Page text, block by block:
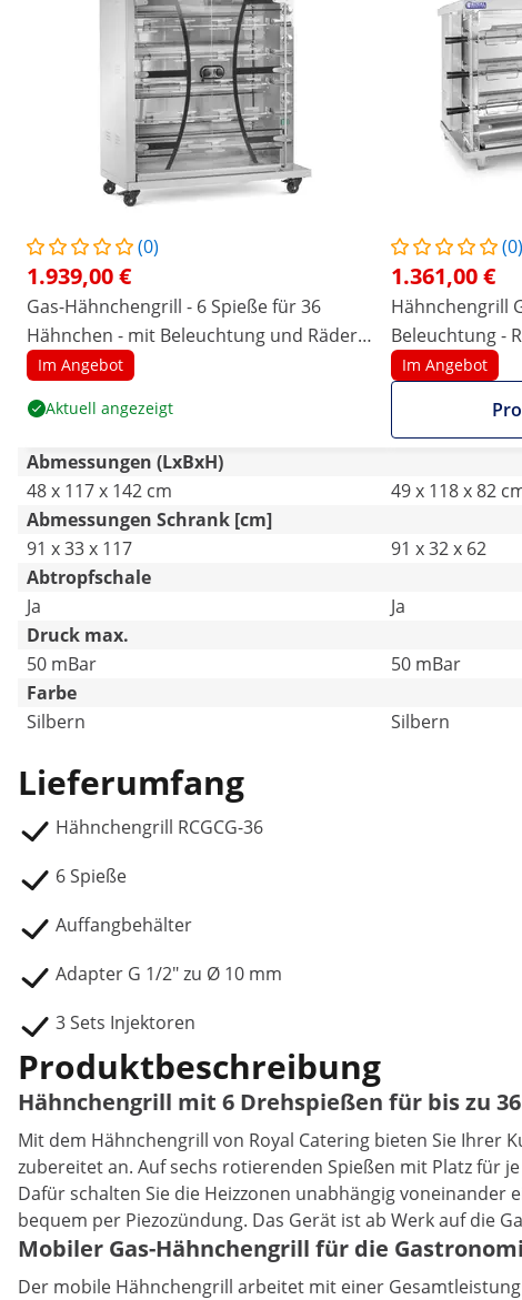
(0)
1.939,00 €
Gas-Hähnchengrill - 6 Spieße für 36
Hähnchen - mit Beleuchtung und Rädern
- Royal Catering
Im Angebot
Aktuell angezeigt
(0)
1.361,00 €
Hähnchengrill
Beleuchtung -
Im Angebot
Abmessungen (LxBxH)
48 x 117 x 142 cm
49 x 118 x 82
Abmessungen Schrank [cm]
91 x 33 x 117
91 x 32 x 62
Abtropfschale
Ja
Ja
Druck max.
50 mBar
50 mBar
Farbe
Silbern
Silbern
Lieferumfang
Hähnchengrill RCGCG-36
6 Spieße
Auffangbehälter
Adapter G 1/2" zu Ø 10 mm
3 Sets Injektoren
Produktbeschreibung
Hähnchengrill mit 6 Drehspießen für bis zu
Mit dem Hähnchengrill von Royal Catering bieten Sie Ihrer
zubereitet an. Auf sechs rotierenden Spießen mit Platz für
Dafür schalten Sie die Heizzonen unabhängig voneinander
bequem per Piezozündung. Das Gerät ist ab Werk auf die
Mobiler Gas-Hähnchengrill für die
Der mobile Hähnchengrill arbeitet mit einer